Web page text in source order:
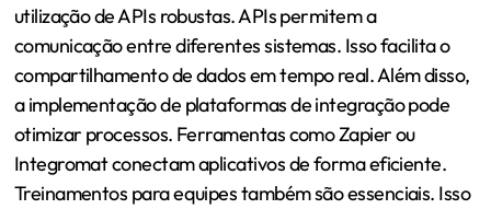
utilização de APIs robustas. APIs permitem a
comunicação entre diferentes sistemas. Isso facilita o
compartilhamento de dados em tempo real. Além disso,
a implementação de plataformas de integração pode
otimizar processos. Ferramentas como Zapier ou
Integromat conectam aplicativos de forma eficiente.
Treinamentos para equipes também são essenciais. Isso